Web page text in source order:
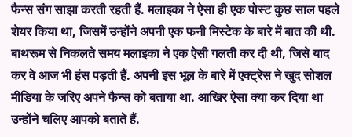
फैन्स संग साझा करती रहती हैं. मलाइका ने ऐसा ही एक पोस्ट कुछ साल पहले
शेयर किया था, जिसमें उन्होंने अपनी एक फनी मिस्टेक के बारे में बात की थी.
बाथरूम से निकलते समय मलाइका ने एक ऐसी गलती कर दी थी, जिसे याद
कर वे आज भी हंस पड़ती हैं. अपनी इस भूल के बारे में एक्ट्रेस ने खुद सोशल
मीडिया के जरिए अपने फैन्स को बताया था. आखिर ऐसा क्या कर दिया था
उन्होंने चलिए आपको बताते हैं.